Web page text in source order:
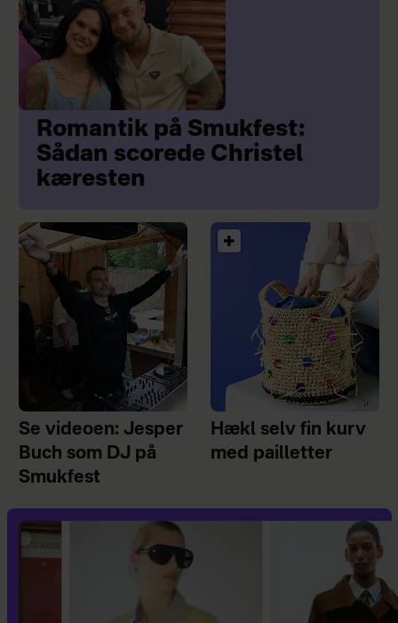
Romantik på Smukfest:
Sådan scorede Christel
kæresten
Se videoen: Jesper
Buch som DJ på
Smukfest
Hækl selv fin kurv
med pailletter